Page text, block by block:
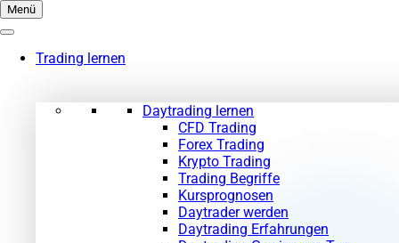
Zum
Inhalt
Menü
Trading lernen
Daytrading lernen
CFD Trading
Forex Trading
Krypto Trading
Trading Begriffe
Kursprognosen
Daytrader werden
Daytrading Erfahrungen